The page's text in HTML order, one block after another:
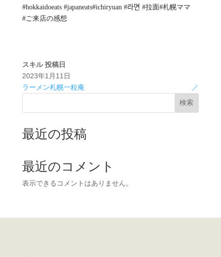
#hokkaidoeats #japaneats#ichiryuan #라면 #拉面#札幌ママ
#ご来店の感想
スキル 投稿日
2023年1月11日
ラーメン札幌一粒庵
／
検索
最近の投稿
最近のコメント
表示できるコメントはありません。